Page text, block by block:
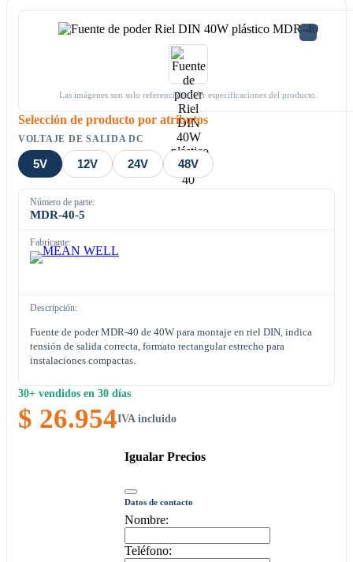
Las imágenes son solo referenciales. Ver especificaciones del producto.
Selección de producto por atributos
VOLTAJE DE SALIDA DC
5V 12V 24V 48V
Número de parte:
MDR-40-5
Fabricante:
Descripción:
Fuente de poder MDR-40 de 40W para montaje en riel DIN, indica
tensión de salida correcta, formato rectangular estrecho para
instalaciones compactas.
30+ vendidos en 30 días
$ 26.954IVA incluido
Igualar Precios
Datos de contacto
Nombre:
Teléfono: